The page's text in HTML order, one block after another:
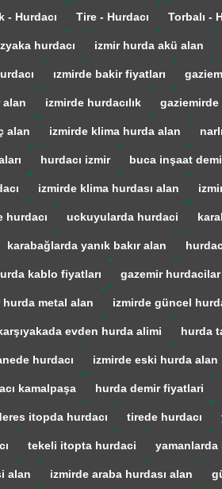
- Hurdacı Tire - Hurdacı Torbalı -
hurdacı izmir hurda akü alan
ızmirde bakir fiyatları
alan izmirde hurdacılık
alan izmirde klima hurda alan
hurdacı izmir buca inşaat
izmirde klima hurdası alan
hurdacı uckuyularda hurdaci
karabağlarda yanık bakır alan
kablo fiyatları gazemir hurdacilar
hurda metal alan izmirde güncel
evden hurda alimi hurda
hurdacı izmirde eski hurda alan
kamalpaşa hurda demir fiyatlari
itopda hurdacı tirede hurdacı
tekeli itopta hurdaci yamanlarda
alan izmirde araba hurdası alan